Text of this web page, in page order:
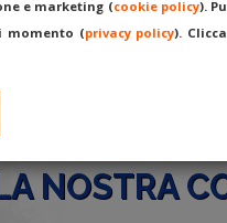
FORUM
NOSTRA
e marketing (cookie policy).
momento (privacy policy).